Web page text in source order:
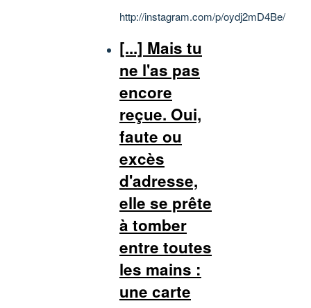
http://instagram.com/p/oydj2mD4Be/
[...] Mais tu
ne l'as pas
encore
reçue. Oui,
faute ou
excès
d'adresse,
elle se prête
à tomber
entre toutes
les mains :
une carte